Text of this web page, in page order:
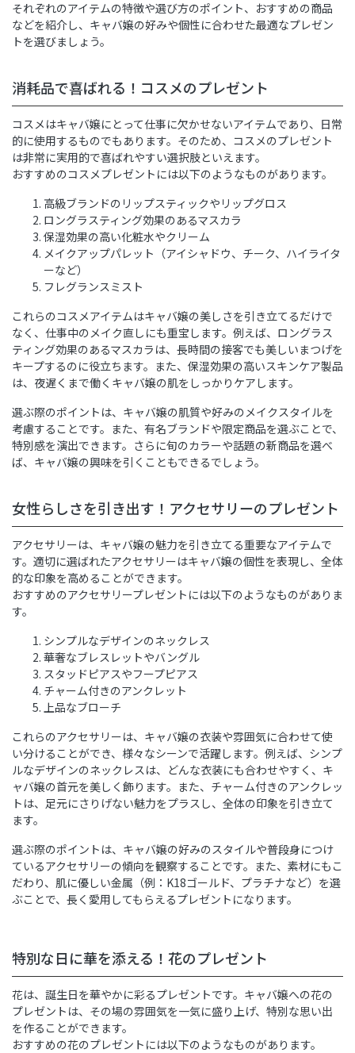
それぞれのアイテムの特徴や選び方のポイント、おすすめの商品
などを紹介し、キャバ嬢の好みや個性に合わせた最適なプレゼン
トを選びましょう。
消耗品で喜ばれる！コスメのプレゼント
コスメはキャバ嬢にとって仕事に欠かせないアイテムであり、日常
的に使用するものでもあります。そのため、コスメのプレゼント
は非常に実用的で喜ばれやすい選択肢といえます。
おすすめのコスメプレゼントには以下のようなものがあります。
高級ブランドのリップスティックやリップグロス
ロングラスティング効果のあるマスカラ
保湿効果の高い化粧水やクリーム
メイクアップパレット（アイシャドウ、チーク、ハイライタ
ーなど）
フレグランスミスト
これらのコスメアイテムはキャバ嬢の美しさを引き立てるだけで
なく、仕事中のメイク直しにも重宝します。例えば、ロングラス
ティング効果のあるマスカラは、長時間の接客でも美しいまつげを
キープするのに役立ちます。また、保湿効果の高いスキンケア製品
は、夜遅くまで働くキャバ嬢の肌をしっかりケアします。
選ぶ際のポイントは、キャバ嬢の肌質や好みのメイクスタイルを
考慮することです。また、有名ブランドや限定商品を選ぶことで、
特別感を演出できます。さらに旬のカラーや話題の新商品を選べ
ば、キャバ嬢の興味を引くこともできるでしょう。
女性らしさを引き出す！アクセサリーのプレゼント
アクセサリーは、キャバ嬢の魅力を引き立てる重要なアイテムで
す。適切に選ばれたアクセサリーはキャバ嬢の個性を表現し、全体
的な印象を高めることができます。
おすすめのアクセサリープレゼントには以下のようなものがありま
す。
シンプルなデザインのネックレス
華奢なブレスレットやバングル
スタッドピアスやフープピアス
チャーム付きのアンクレット
上品なブローチ
これらのアクセサリーは、キャバ嬢の衣装や雰囲気に合わせて使
い分けることができ、様々なシーンで活躍します。例えば、シンプ
ルなデザインのネックレスは、どんな衣装にも合わせやすく、キ
ャバ嬢の首元を美しく飾ります。また、チャーム付きのアンクレッ
トは、足元にさりげない魅力をプラスし、全体の印象を引き立て
ます。
選ぶ際のポイントは、キャバ嬢の好みのスタイルや普段身につけ
ているアクセサリーの傾向を観察することです。また、素材にもこ
だわり、肌に優しい金属（例：K18ゴールド、プラチナなど）を選
ぶことで、長く愛用してもらえるプレゼントになります。
特別な日に華を添える！花のプレゼント
花は、誕生日を華やかに彩るプレゼントです。キャバ嬢への花の
プレゼントは、その場の雰囲気を一気に盛り上げ、特別な思い出
を作ることができます。
おすすめの花のプレゼントには以下のようなものがあります。